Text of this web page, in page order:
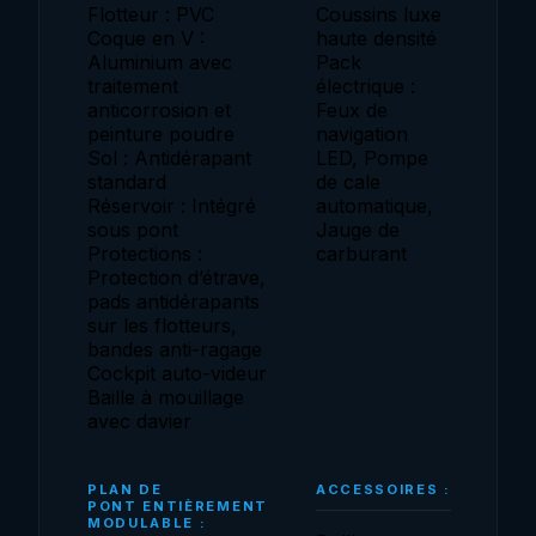
Flotteur : PVC
Coque en V :
Aluminium avec
traitement
anticorrosion et
peinture poudre
Sol : Antidérapant
standard
Réservoir : Intégré
sous pont
Protections :
Protection d’étrave,
pads antidérapants
sur les flotteurs,
bandes anti-ragage
Cockpit auto-videur
Baille à mouillage
avec davier
Coussins luxe
haute densité
Pack
électrique :
Feux de
navigation
LED, Pompe
de cale
automatique,
Jauge de
carburant
PLAN DE
PONT ENTIÈREMENT
MODULABLE :
ACCESSOIRES :